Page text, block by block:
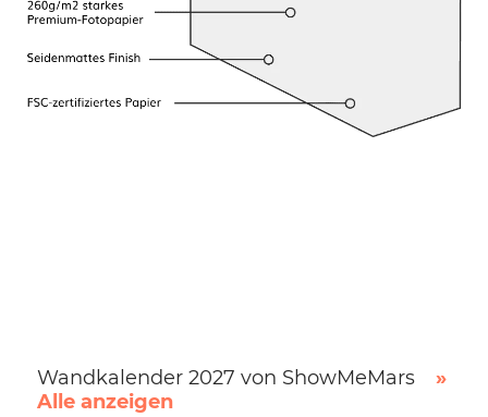
Wandkalender 2027 von ShowMeMars
»
Alle anzeigen